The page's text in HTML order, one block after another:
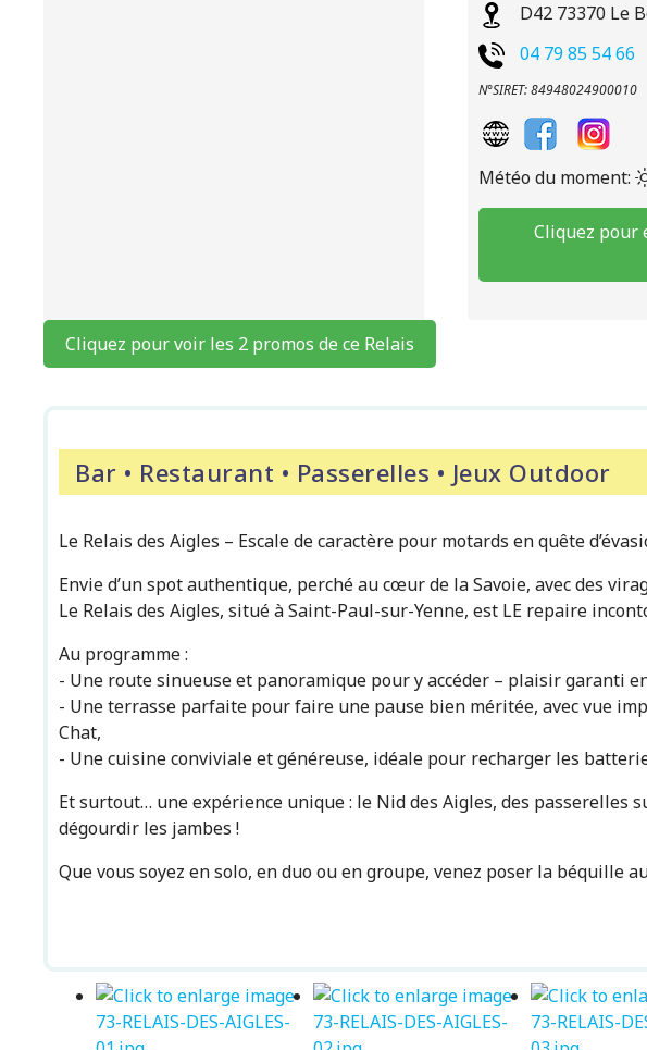
D42 73370 Le
04 79 85 54 66
N°SIRET: 84948024900010
Météo du moment:
Cliquez pour
Cliquez pour voir les 2 promos de ce Relais
Bar • Restaurant • Passerelles • Jeux Outdoor
Le Relais des Aigles – Escale de caractère pour motards en quête
Envie d’un spot authentique, perché au cœur de la Savoie, avec des
Le Relais des Aigles, situé à Saint-Paul-sur-Yenne, est LE repaire
Au programme :
- Une route sinueuse et panoramique pour y accéder – plaisir garanti
- Une terrasse parfaite pour faire une pause bien méritée, avec vue
Chat,
- Une cuisine conviviale et généreuse, idéale pour recharger les
Et surtout… une expérience unique : le Nid des Aigles, des passerelles
dégourdir les jambes !
Que vous soyez en solo, en duo ou en groupe, venez poser la